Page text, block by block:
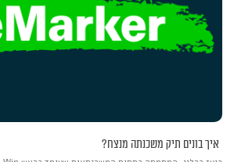
איך בונים תיק משכנתה מנצח?